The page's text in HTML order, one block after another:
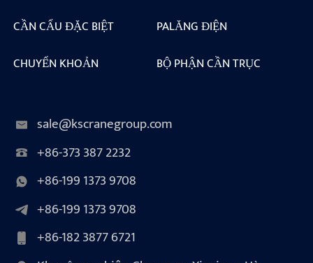
CẦN CẨU ĐẶC BIỆT
PALĂNG ĐIỆN
CHUYỂN KHOẢN
BỘ PHẬN CẦN TRỤC
sale@kscranegroup.com
+86-373 387 2232
+86-199 1373 9708
+86-199 1373 9708
+86-182 3877 6721